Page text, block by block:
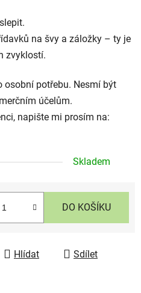
na švy a záložky – ty je
zvyklostí.
osobní potřebu. Nesmí být
účelům.
napište mi prosím na:
Skladem
DO KOŠÍKU
Hlídat Sdílet